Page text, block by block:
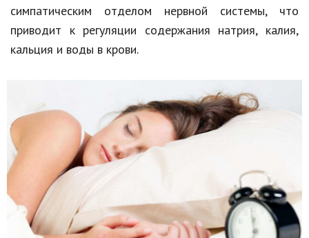
симпатическим отделом нервной системы, что
приводит к регуляции содержания натрия, калия,
кальция и воды в крови.